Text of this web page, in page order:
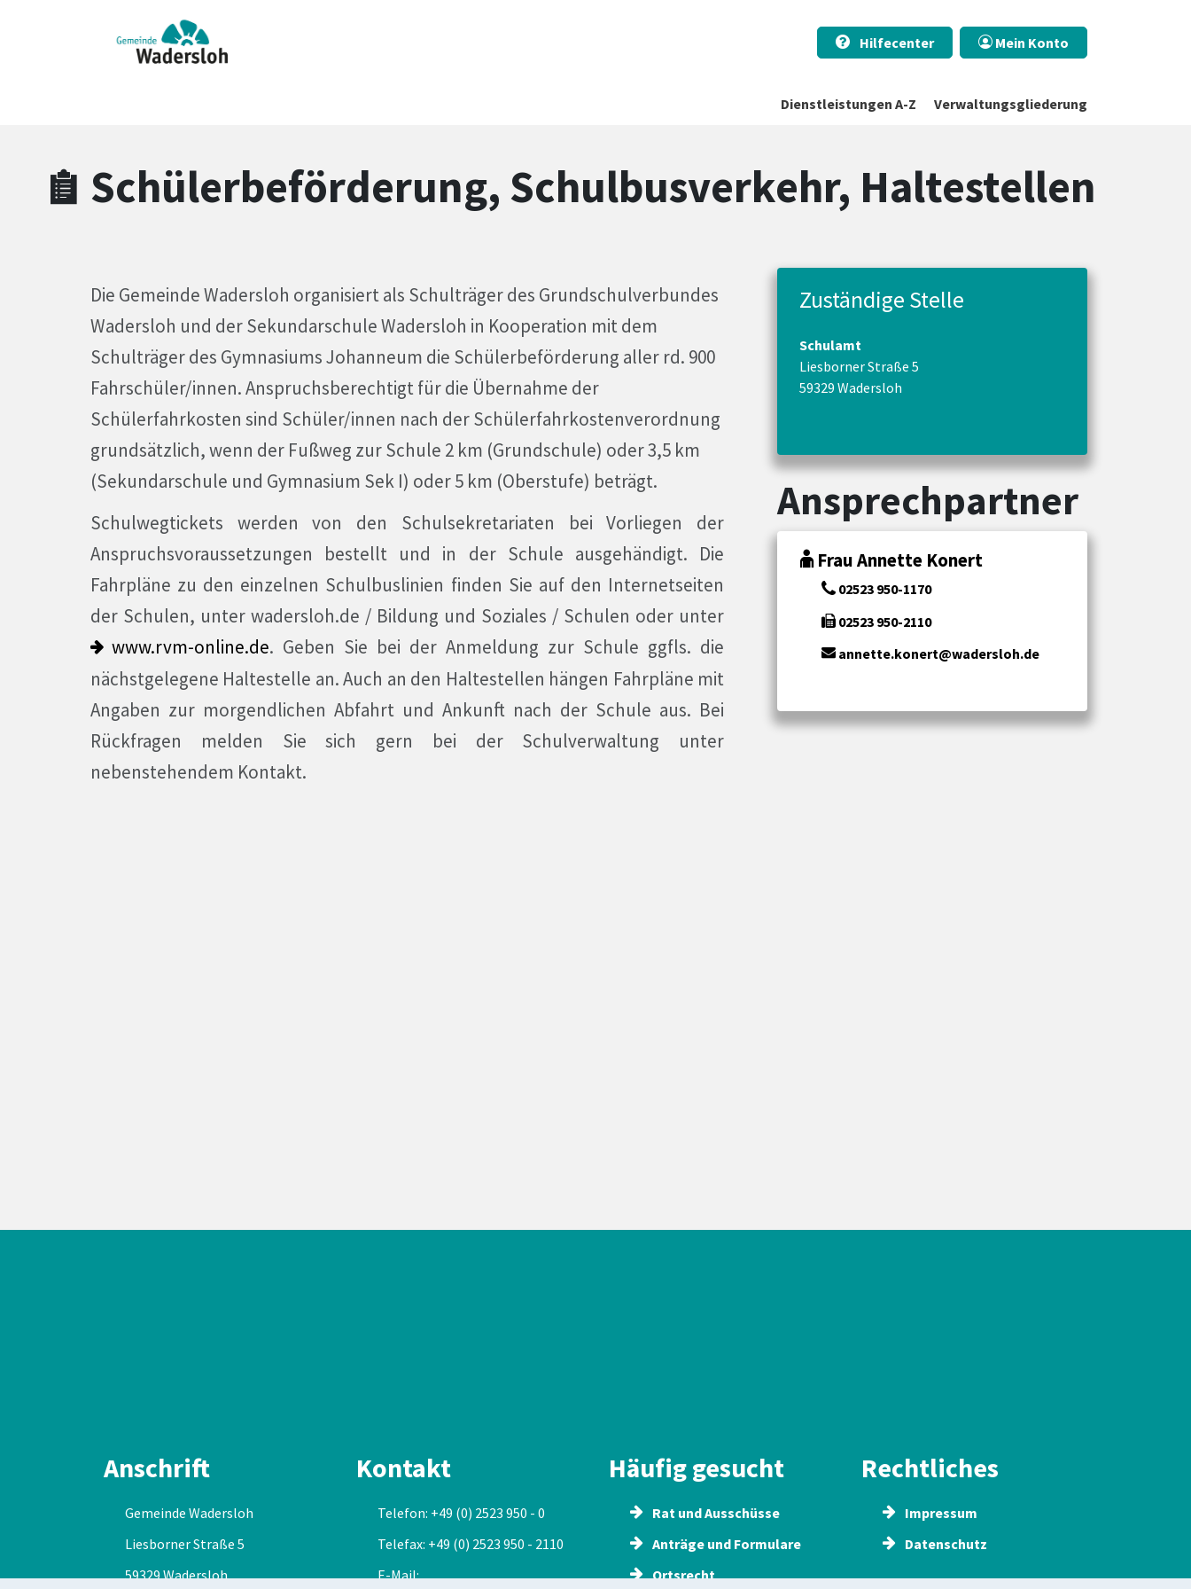
Zum Header
Zum Hauptinhalt
Zum Footer
Hilfecenter
Mein Konto
Dienstleistungen A-Z Verwaltungsgliederung
Schülerbeförderung, Schulbusverkehr, Haltestellen
Die Gemeinde Wadersloh organisiert als Schulträger des Grundschulverbundes
Wadersloh und der Sekundarschule Wadersloh in Kooperation mit dem
Schulträger des Gymnasiums Johanneum die Schülerbeförderung aller rd. 900
Fahrschüler/innen. Anspruchsberechtigt für die Übernahme der
Schülerfahrkosten sind Schüler/innen nach der Schülerfahrkostenverordnung
grundsätzlich, wenn der Fußweg zur Schule 2 km (Grundschule) oder 3,5 km
(Sekundarschule und Gymnasium Sek I) oder 5 km (Oberstufe) beträgt.
Schulwegtickets werden von den Schulsekretariaten bei Vorliegen der
Anspruchsvoraussetzungen bestellt und in der Schule ausgehändigt. Die
Fahrpläne zu den einzelnen Schulbuslinien finden Sie auf den Internetseiten
der Schulen, unter wadersloh.de / Bildung und Soziales / Schulen oder unter
www.rvm-online.de. Geben Sie bei der Anmeldung zur Schule ggfls. die
nächstgelegene Haltestelle an. Auch an den Haltestellen hängen Fahrpläne mit
Angaben zur morgendlichen Abfahrt und Ankunft nach der Schule aus. Bei
Rückfragen melden Sie sich gern bei der Schulverwaltung unter
nebenstehendem Kontakt.
Zuständige Stelle
Schulamt
Liesborner Straße 5
59329 Wadersloh
Ansprechpartner
Frau Annette Konert
02523 950-1170
02523 950-2110
annette.konert@wadersloh.de
Anschrift
Gemeinde Wadersloh
Liesborner Straße 5
59329 Wadersloh
Kontakt
Telefon: +49 (0) 2523 950 - 0
Telefax: +49 (0) 2523 950 - 2110
E-Mail:
Häufig gesucht
Rat und Ausschüsse
Anträge und Formulare
Ortsrecht
Rechtliches
Impressum
Datenschutz